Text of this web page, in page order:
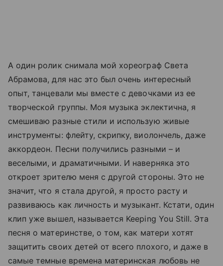
А один ролик снимала мой хореограф Света
Абрамова, для нас это был очень интересный
опыт, танцевали мы вместе с девочками из ее
творческой группы. Моя музыка эклектична, я
смешиваю разные стили и использую живые
инструменты: флейту, скрипку, виолончель, даже
аккордеон. Песни получились разными –и
веселыми, и драматичными. И наверняка это
откроет зрителю меня с другой стороны. Это не
значит, что я стала другой, я просто расту и
развиваюсь как личность и музыкант. Кстати, один
клип уже вышел, называется Keeping You Still. Эта
песня о материнстве, о том, как матери хотят
защитить своих детей от всего плохого, и даже в
самые темные времена материнская любовь не